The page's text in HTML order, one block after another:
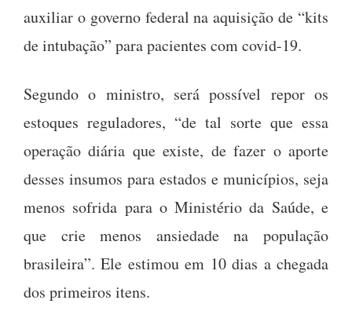
auxiliar o governo federal na aquisição de “kits
de intubação” para pacientes com covid-19.
Segundo o ministro, será possível repor os
estoques reguladores, “de tal sorte que essa
operação diária que existe, de fazer o aporte
desses insumos para estados e municípios, seja
menos sofrida para o Ministério da Saúde, e
que crie menos ansiedade na população
brasileira”. Ele estimou em 10 dias a chegada
dos primeiros itens.